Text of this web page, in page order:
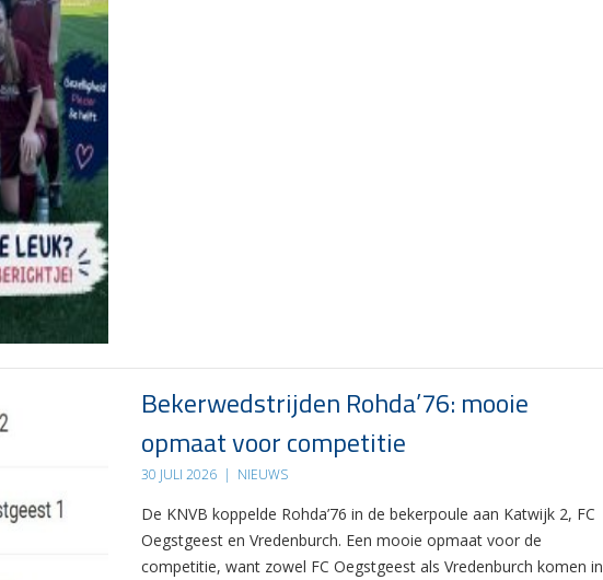
Bekerwedstrijden Rohda’76: mooie
opmaat voor competitie
30 JULI 2026 | NIEUWS
De KNVB koppelde Rohda’76 in de bekerpoule aan Katwijk 2, FC
Oegstgeest en Vredenburch. Een mooie opmaat voor de
competitie, want zowel FC Oegstgeest als Vredenburch komen in